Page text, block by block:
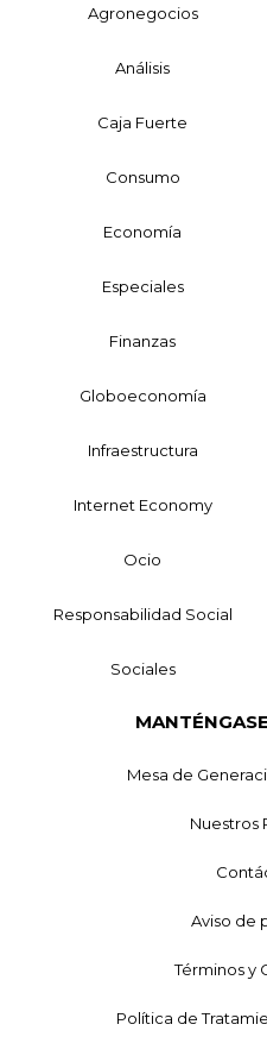
Agronegocios
Análisis
Caja Fuerte
Consumo
Economía
Especiales
Finanzas
Globoeconomía
Infraestructura
Internet Economy
Ocio
Responsabilidad Social
Sociales
Mesa de
Nuestros
Aviso de
Términos y
Política de